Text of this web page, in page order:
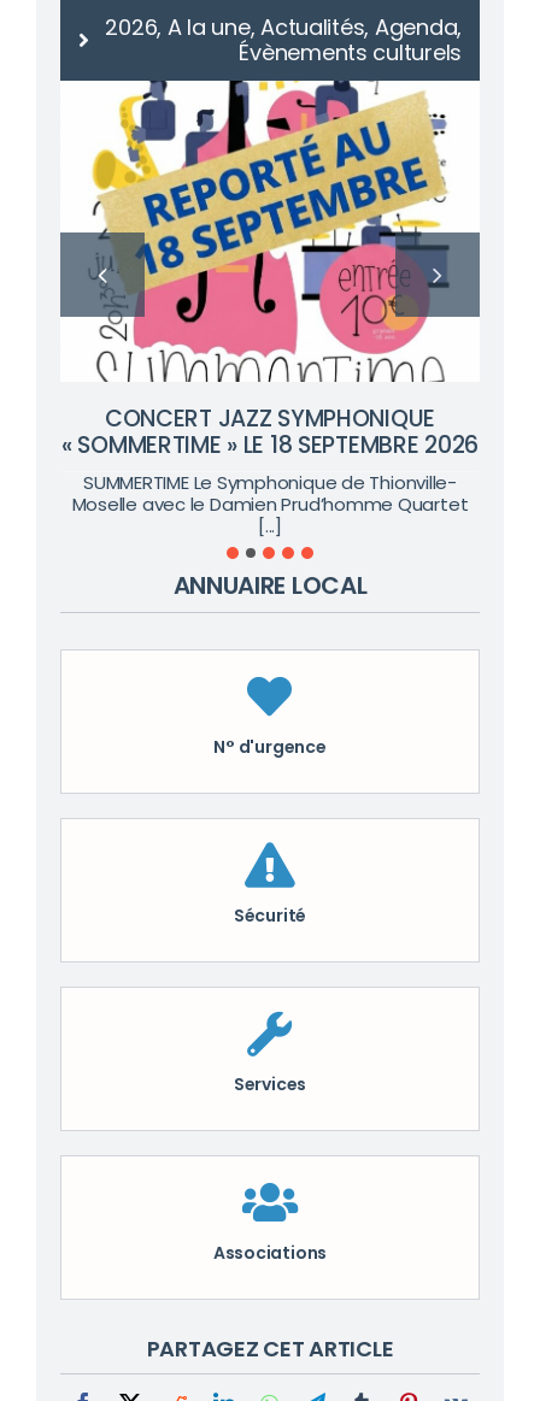
2026, A la une, Actualités, Agenda,
Évènements culturels
CONCERT JAZZ SYMPHONIQUE
« SOMMERTIME » LE 18 SEPTEMBRE 2026
SUMMERTIME Le Symphonique de Thionville-
Moselle avec le Damien Prud’homme Quartet
[...]
ANNUAIRE LOCAL
N° d'urgence
Sécurité
Services
Associations
PARTAGEZ CET ARTICLE